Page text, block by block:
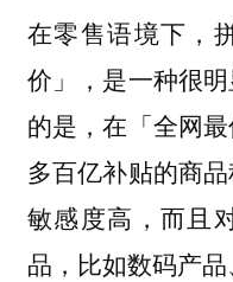
在零售语境下，
价」，是一种很
的是，在「全网
多百亿补贴的商
敏感度高，而且
品，比如数码产品